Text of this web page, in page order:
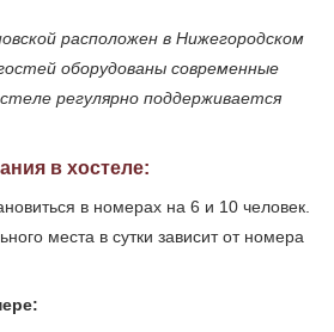
расположен в Нижегородском
оборудованы современные
регулярно поддерживается
в хостеле:
в номерах на 6 и 10 человек.
места в сутки зависит от номера